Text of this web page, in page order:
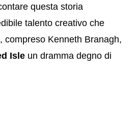
questa storia
talento creativo che
compreso Kenneth Branagh,
Isle un dramma degno di